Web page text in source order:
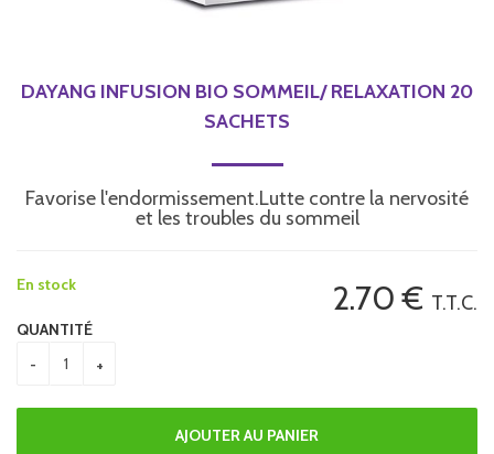
DAYANG INFUSION BIO SOMMEIL/ RELAXATION 20
SACHETS
Favorise l'endormissement.Lutte contre la nervosité
et les troubles du sommeil
2.70€ T.T.C.
En stock
QUANTITÉ